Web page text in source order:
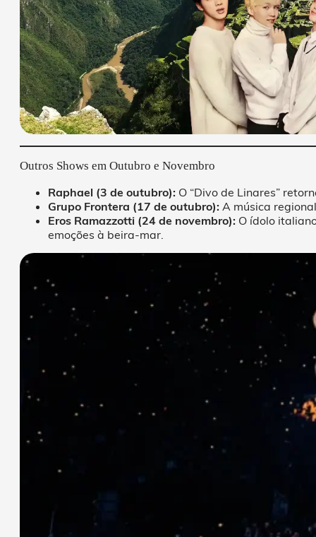
Outros Shows em Outubro e Novembro
Raphael (3 de outubro): O “Divo de Linares”
Grupo Frontera (17 de outubro): A música
Eros Ramazzotti (24 de novembro): O ídolo
emoções à beira-mar.